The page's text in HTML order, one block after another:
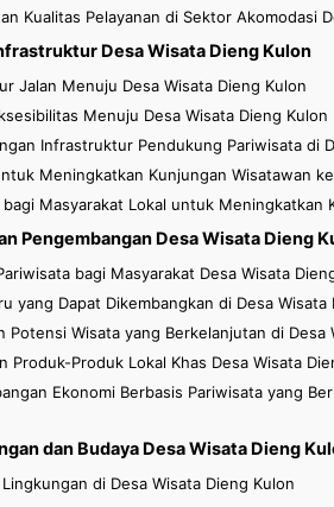
Kualitas Pelayanan di Sektor Akomodasi
Desa Wisata Dieng Kulon
Jalan Menuju Desa Wisata Dieng Kulon
Menuju Desa Wisata Dieng Kulon
Infrastruktur Pendukung Pariwisata di
Meningkatkan Kunjungan Wisatawan
Masyarakat Lokal untuk Meningkatkan
Pengembangan Desa Wisata Dieng
bagi Masyarakat Desa Wisata
yang Dapat Dikembangkan di Desa Wisata
Potensi Wisata yang Berkelanjutan di Desa
Produk-Produk Lokal Khas Desa Wisata
Ekonomi Berbasis Pariwisata yang
dan Budaya Desa Wisata Dieng
di Desa Wisata Dieng Kulon